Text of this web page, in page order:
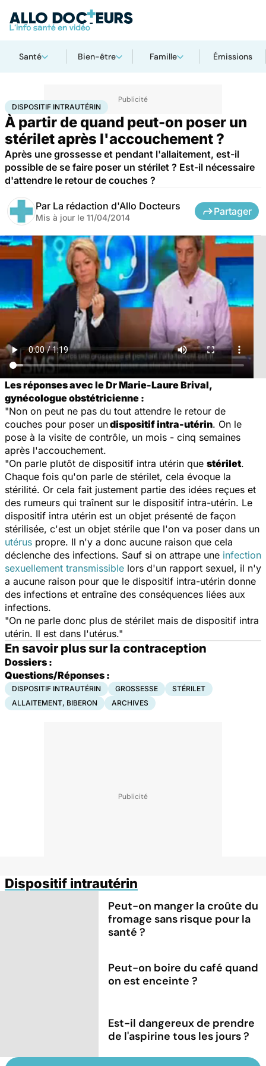
Santé Bien-être Famille Émissions
AccueilBien-êtreNutritionDispositif intrautérin
DISPOSITIF INTRAUTÉRIN
À partir de quand peut-on poser un
stérilet après l'accouchement ?
Après une grossesse et pendant l'allaitement, est-il
possible de se faire poser un stérilet ? Est-il nécessaire
d'attendre le retour de couches ?
Par La rédaction d'Allo Docteurs
Mis à jour le 11/04/2014
Partager
Les réponses avec le Dr Marie-Laure Brival,
gynécologue obstétricienne :
"Non on peut ne pas du tout attendre le retour de
couches pour poser undispositif intra-utérin. On le
pose à la visite de contrôle, un mois - cinq semaines
après l'accouchement.
"On parle plutôt de dispositif intra utérin que stérilet.
Chaque fois qu'on parle de stérilet, cela évoque la
stérilité. Or cela fait justement partie des idées reçues et
des rumeurs qui traînent sur le dispositif intra-utérin. Le
dispositif intra utérin est un objet présenté de façon
stérilisée, c'est un objet stérile que l'on va poser dans un
utérus propre. Il n'y a donc aucune raison que cela
déclenche des infections. Sauf si on attrape une infection
sexuellement transmissible lors d'un rapport sexuel, il n'y
a aucune raison pour que le dispositif intra-utérin donne
des infections et entraîne des conséquences liées aux
infections.
"On ne parle donc plus de stérilet mais de dispositif intra
utérin. Il est dans l'utérus."
En savoir plus sur la contraception
Dossiers :
Questions/Réponses :
DISPOSITIF INTRAUTÉRIN GROSSESSE
STÉRILET
ALLAITEMENT, BIBERON
ARCHIVES
Dispositif intrautérin
Peut-on manger la croûte du
fromage sans risque pour la
santé ?
Peut-on boire du café quand
on est enceinte ?
Est-il dangereux de prendre
de l'aspirine tous les jours ?